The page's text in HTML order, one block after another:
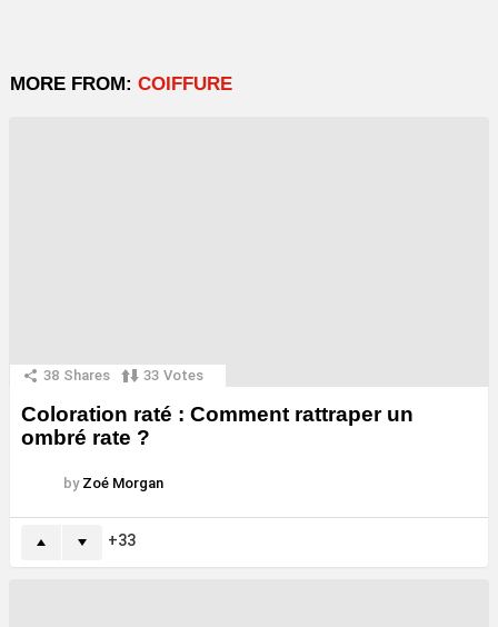
MORE FROM: COIFFURE
38 Shares 33 Votes
Coloration raté : Comment rattraper un
ombré rate ?
by Zoé Morgan
33